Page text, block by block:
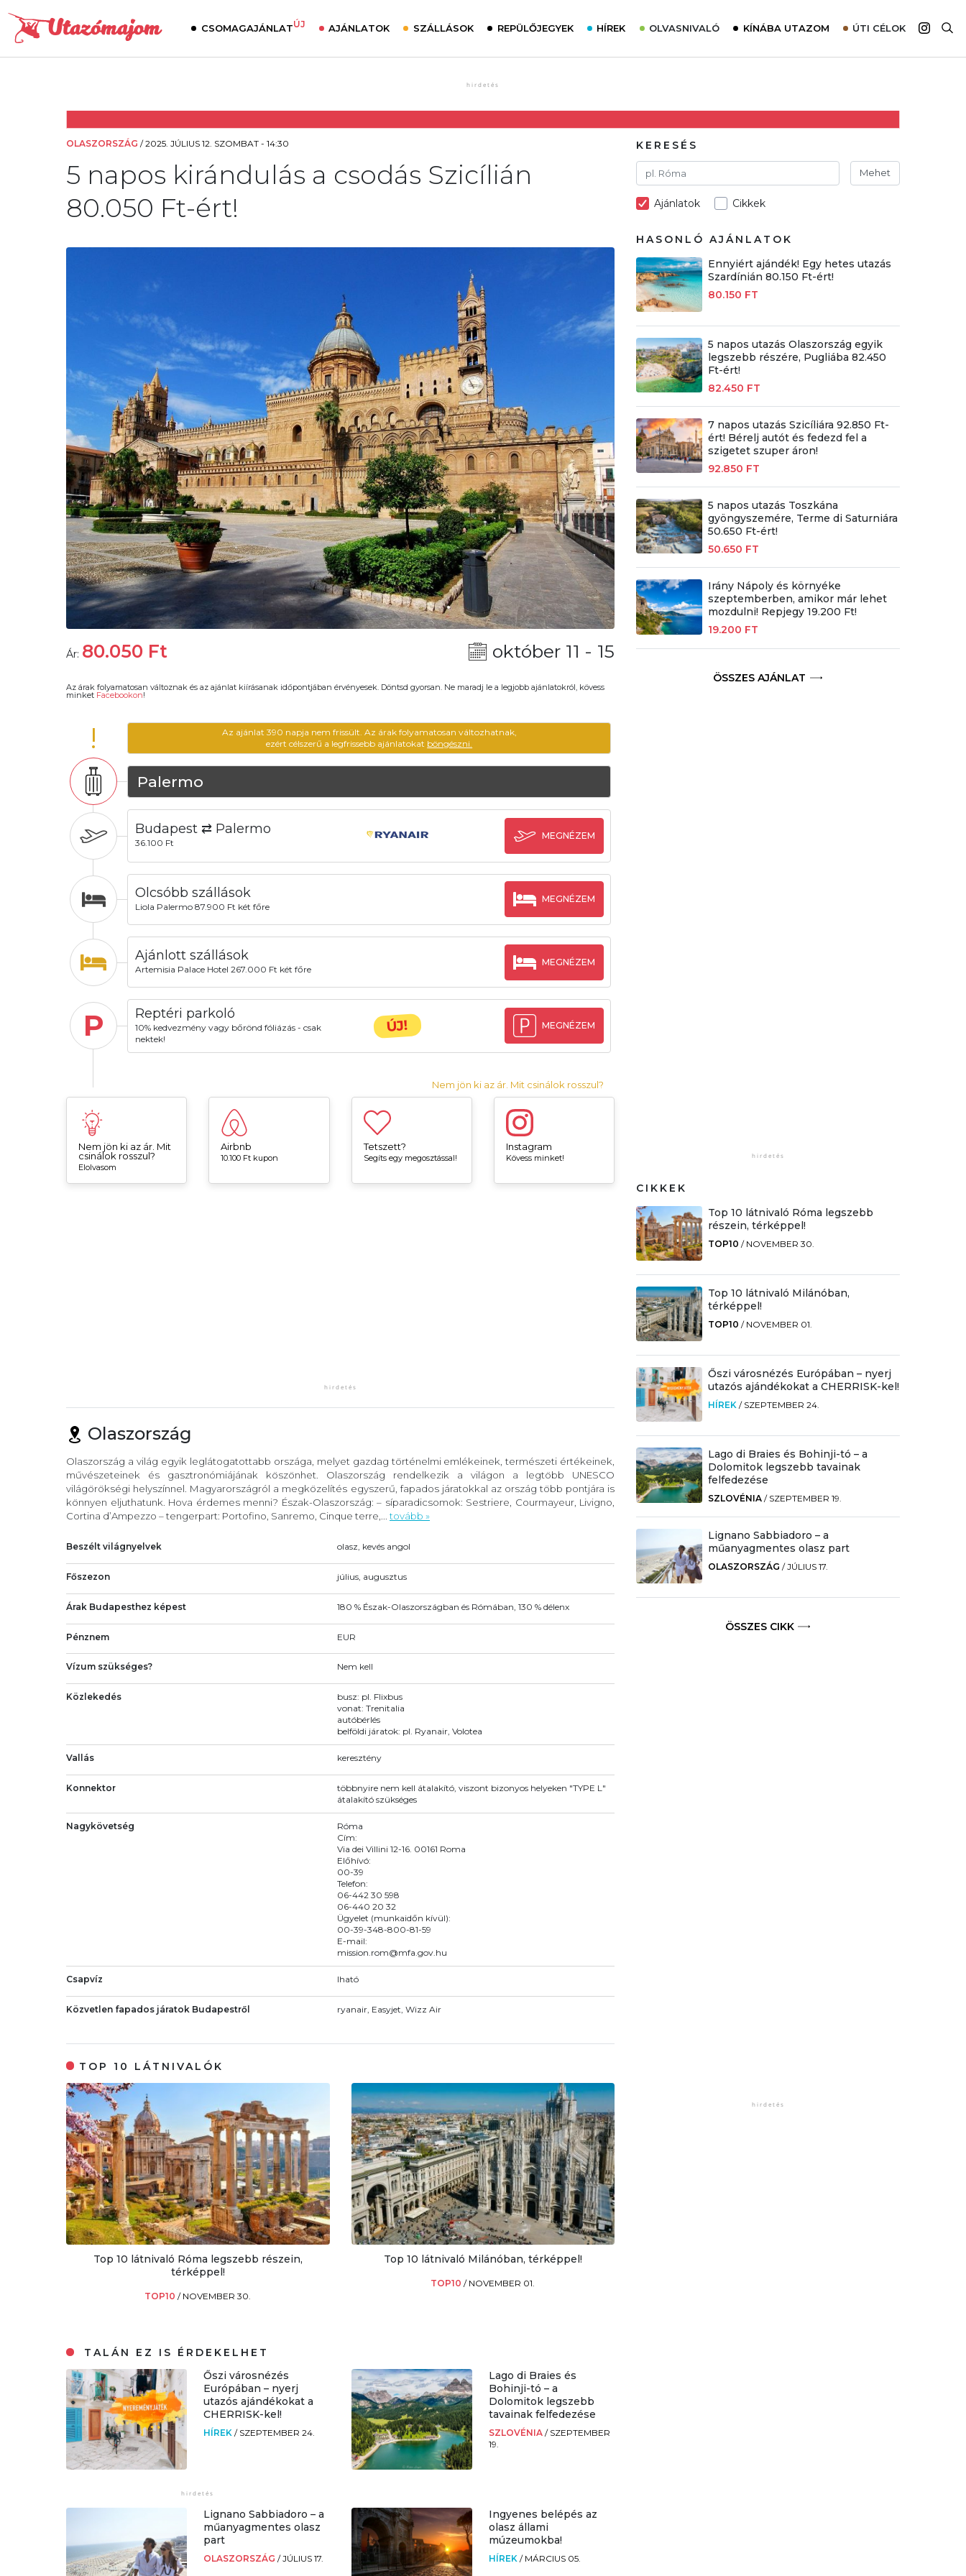
CSOMAGAJÁNLATÚJ AJÁNLATOK SZÁLLÁSOK REPÜLŐJEGYEK HÍREK OLVASNIVALÓ
Utazómajom – CitySIM kártya a világutazóknak
Élménybeszámolók
Szállodalátogatás
Sajtómegjelenések
KÍNÁBA UTAZOM ÚTI CÉLOK
Afrika
OLASZORSZÁG /2025. JÚLIUS 12. SZOMBAT - 14:30
5 napos kirándulás a csodás Szicílián
80.050 Ft-ért!
Ár: 80.050 Ft október 11 - 15
Az árak folyamatosan változnak és az ajánlat kiírásanak időpontjában érvényesek. Döntsd gyorsan. Ne maradj le a legjobb ajánlatokról, kövess
minket Facebookon!
!
Az ajánlat 390 napja nem frissült. Az árak folyamatosan változhatnak,
ezért célszerű a legfrissebb ajánlatokat böngészni.
Palermo
Budapest ⇄ Palermo
36.100 Ft
MEGNÉZEM
Olcsóbb szállások
Liola Palermo 87.900 Ft két főre
MEGNÉZEM
Ajánlott szállások
Artemisia Palace Hotel 267.000 Ft két főre
MEGNÉZEM
P Reptéri parkoló
10% kedvezmény vagy bőrönd fóliázás - csak
nektek!
ÚJ! MEGNÉZEM
Nem jön ki az ár. Mit csinálok rosszul?
Nem jön ki az ár. Mit
csinálok rosszul?
Elolvasom
Airbnb
10.100 Ft kupon
Tetszett?
Segíts egy megosztással!
Instagram
Kövess minket!
Olaszország
Olaszország a világ egyik leglátogatottabb országa, melyet gazdag történelmi emlékeinek, természeti értékeinek,
művészeteinek és gasztronómiájának köszönhet. Olaszország rendelkezik a világon a legtöbb UNESCO
világörökségi helyszínnel. Magyarországról a megközelítés egyszerű, fapados járatokkal az ország több pontjára is
könnyen eljuthatunk. Hova érdemes menni? Észak-Olaszország: – síparadicsomok: Sestriere, Courmayeur, Livigno,
Cortina d’Ampezzo – tengerpart: Portofino, Sanremo, Cinque terre,... tovább »
Beszélt világnyelvek olasz, kevés angol
Főszezon július, augusztus
Árak Budapesthez képest 180 % Észak-Olaszországban és Rómában, 130 % délenx
Pénznem EUR
Vízum szükséges? Nem kell
Közlekedés
busz: pl. Flixbus
vonat: Trenitalia
autóbérlés
belföldi járatok: pl. Ryanair, Volotea
Vallás keresztény
Konnektor
többnyire nem kell átalakító, viszont bizonyos helyeken "TYPE L"
átalakító szükséges
Nagykövetség
Róma
Cím:
Via dei Villini 12-16. 00161 Roma
Előhívó:
00-39
Telefon:
06-442 30 598
06-440 20 32
Ügyelet (munkaidőn kívül):
00-39-348-800-81-59
E-mail:
mission.rom@mfa.gov.hu
Csapvíz Iható
Közvetlen fapados járatok Budapestről ryanair, Easyjet, Wizz Air
TOP 10 LÁTNIVALÓK
Top 10 látnivaló Róma legszebb részein,
térképpel!
TOP10/ NOVEMBER 30.
Top 10 látnivaló Milánóban, térképpel!
TOP10/ NOVEMBER 01.
TALÁN EZ IS ÉRDEKELHET
Őszi városnézés
Európában – nyerj
utazós ajándékokat a
CHERRISK-kel!
HÍREK/ SZEPTEMBER 24.
Lago di Braies és
Bohinji-tó – a
Dolomitok legszebb
tavainak felfedezése
SZLOVÉNIA / SZEPTEMBER
19.
Lignano Sabbiadoro – a
műanyagmentes olasz
part
OLASZORSZÁG/JÚLIUS 17.
Ingyenes belépés az
olasz állami
múzeumokba!
HÍREK / MÁRCIUS 05.
KERESÉS
Mehet
Ajánlatok Cikkek
HASONLÓ AJÁNLATOK
Ennyiért ajándék! Egy hetes utazás
Szardínián 80.150 Ft-ért!
80.150 FT
5 napos utazás Olaszország egyik
legszebb részére, Pugliába 82.450
Ft-ért!
82.450 FT
7 napos utazás Szicíliára 92.850 Ft-
ért! Bérelj autót és fedezd fel a
szigetet szuper áron!
92.850 FT
5 napos utazás Toszkána
gyöngyszemére, Terme di Saturniára
50.650 Ft-ért!
50.650 FT
Irány Nápoly és környéke
szeptemberben, amikor már lehet
mozdulni! Repjegy 19.200 Ft!
19.200 FT
ÖSSZES AJÁNLAT
CIKKEK
Top 10 látnivaló Róma legszebb
részein, térképpel!
TOP10 / NOVEMBER 30.
Top 10 látnivaló Milánóban,
térképpel!
TOP10 / NOVEMBER 01.
Őszi városnézés Európában – nyerj
utazós ajándékokat a CHERRISK-kel!
HÍREK / SZEPTEMBER 24.
Lago di Braies és Bohinji-tó – a
Dolomitok legszebb tavainak
felfedezése
SZLOVÉNIA / SZEPTEMBER 19.
Lignano Sabbiadoro – a
műanyagmentes olasz part
OLASZORSZÁG /JÚLIUS 17.
ÖSSZES CIKK